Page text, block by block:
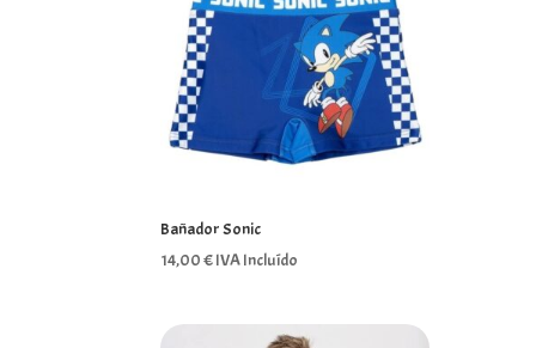
Bañador Sonic
14,00€IVA Incluído